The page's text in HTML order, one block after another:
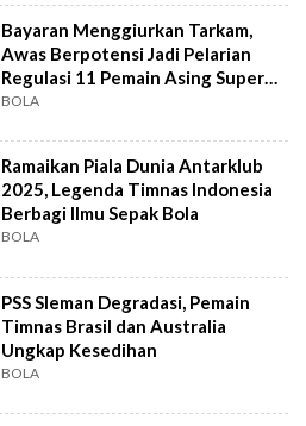
Bayaran Menggiurkan Tarkam,
Awas Berpotensi Jadi Pelarian
Regulasi 11 Pemain Asing Super
League
BOLA
Ramaikan Piala Dunia Antarklub
2025, Legenda Timnas Indonesia
Berbagi Ilmu Sepak Bola
BOLA
PSS Sleman Degradasi, Pemain
Timnas Brasil dan Australia
Ungkap Kesedihan
BOLA